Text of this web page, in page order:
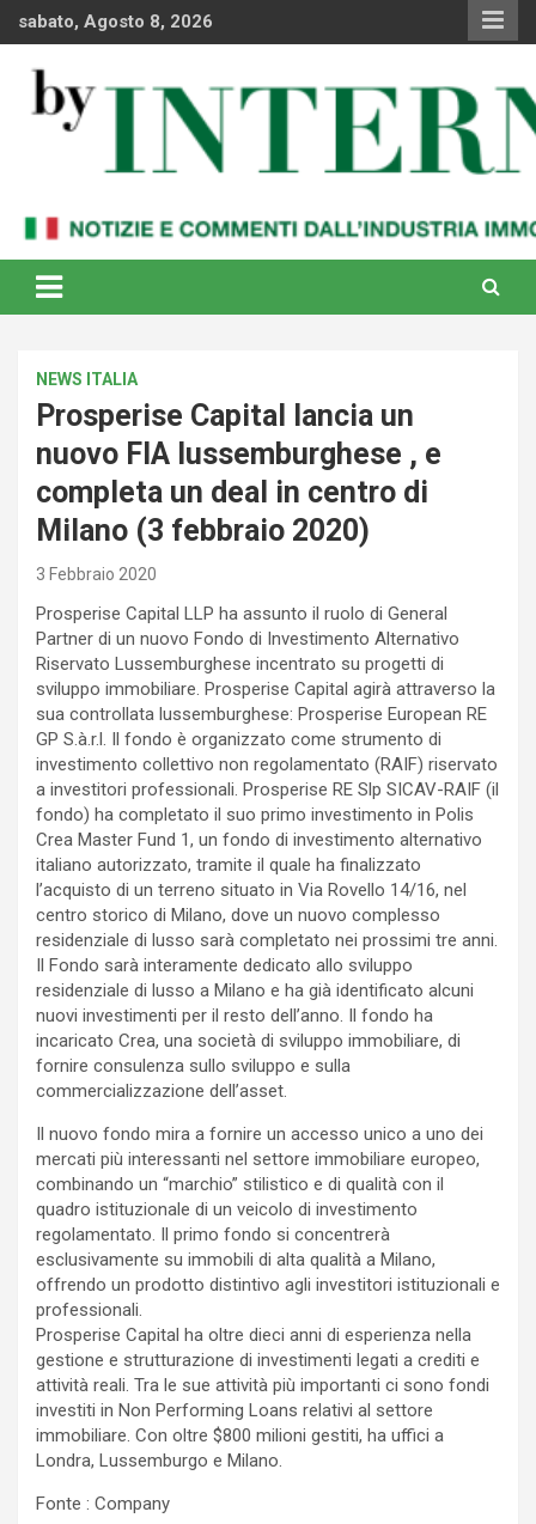
sabato, Agosto 8, 2026
By Internews
internazionale
NEWS ITALIA
Prosperise Capital lancia un
nuovo FIA lussemburghese , e
completa un deal in centro di
Milano (3 febbraio 2020)
3 Febbraio 2020
Prosperise Capital LLP ha assunto il ruolo di General
Partner di un nuovo Fondo di Investimento Alternativo
Riservato Lussemburghese incentrato su progetti di
sviluppo immobiliare. Prosperise Capital agirà attraverso la
sua controllata lussemburghese: Prosperise European RE
GP S.à.r.l. Il fondo è organizzato come strumento di
investimento collettivo non regolamentato (RAIF) riservato
a investitori professionali. Prosperise RE Slp SICAV-RAIF (il
fondo) ha completato il suo primo investimento in Polis
Crea Master Fund 1, un fondo di investimento alternativo
italiano autorizzato, tramite il quale ha finalizzato
l’acquisto di un terreno situato in Via Rovello 14/16, nel
centro storico di Milano, dove un nuovo complesso
residenziale di lusso sarà completato nei prossimi tre anni.
Il Fondo sarà interamente dedicato allo sviluppo
residenziale di lusso a Milano e ha già identificato alcuni
nuovi investimenti per il resto dell’anno. Il fondo ha
incaricato Crea, una società di sviluppo immobiliare, di
fornire consulenza sullo sviluppo e sulla
commercializzazione dell’asset.
Il nuovo fondo mira a fornire un accesso unico a uno dei
mercati più interessanti nel settore immobiliare europeo,
combinando un “marchio” stilistico e di qualità con il
quadro istituzionale di un veicolo di investimento
regolamentato. Il primo fondo si concentrerà
esclusivamente su immobili di alta qualità a Milano,
offrendo un prodotto distintivo agli investitori istituzionali e
professionali.
Prosperise Capital ha oltre dieci anni di esperienza nella
gestione e strutturazione di investimenti legati a crediti e
attività reali. Tra le sue attività più importanti ci sono fondi
investiti in Non Performing Loans relativi al settore
immobiliare. Con oltre $800 milioni gestiti, ha uffici a
Londra, Lussemburgo e Milano.
Fonte : Company